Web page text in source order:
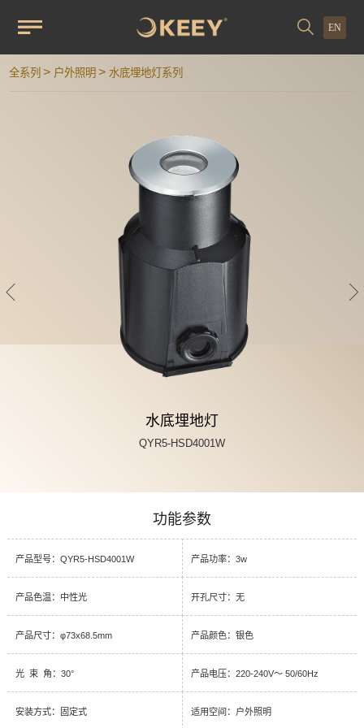
EN
全系列 > 户外照明 > 水底埋地灯系列
水底埋地灯
QYR5-HSD4001W
功能参数
产品型号：QYR5-HSD4001W 产品功率：3w
产品色温：中性光 开孔尺寸：无
产品尺寸：φ73x68.5mm 产品颜色：银色
光 束 角：30° 产品电压：220-240V～ 50/60Hz
安装方式：固定式 适用空间：户外照明